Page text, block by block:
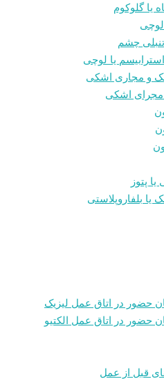
یا گلوکوم
چشم
یا لوچی
و مجاری اشکی
مجرای اشکی
پتوز
یا بلفاروپلاستی
حضور در اتاق عمل لیزیک
حضور در اتاق عمل الکتیو
قبل از عمل